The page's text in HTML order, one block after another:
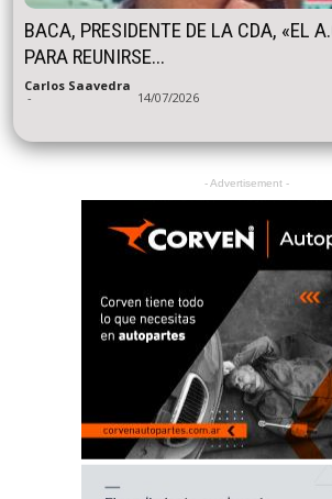
BACA, PRESIDENTE DE LA CDA, «EL
PARA REUNIRSE...
Carlos Saavedra
- 14/07/2026
- Advertisement -